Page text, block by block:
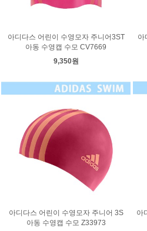
아디다스 어린이 수영모자 주니어3ST
아동 수영캡 수모 CV7669
9,350원
아
아디다스 어린이 수영모자 주니어 3S
아동 수영캡 수모 Z33973
아